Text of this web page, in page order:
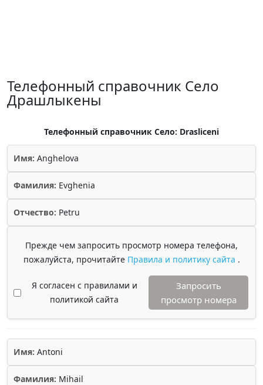
Телефонный справочник Село
Драшлыкены
Телефонный справочник Село: Drasliceni
Имя: Anghelova
Фамилия: Evghenia
Отчество: Petru
Прежде чем запросить просмотр номера телефона,
пожалуйста, прочитайте Правила и политику сайта .
Я согласен с правилами и
политикой сайта
Запросить
просмотр номера
Имя: Antoni
Фамилия: Mihail